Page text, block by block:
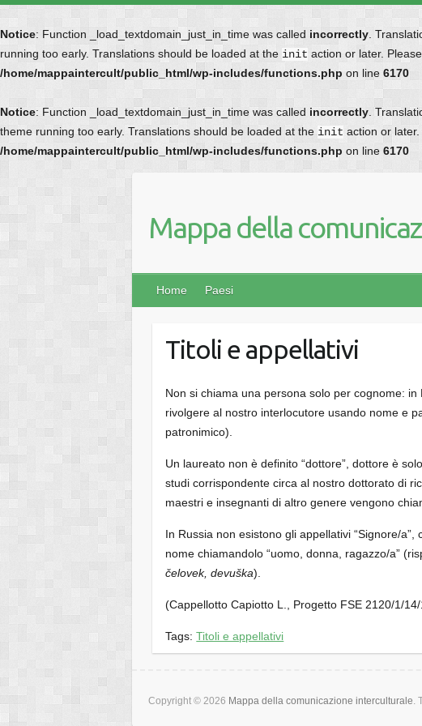
Notice: Function _load_textdomain_just_in_time was called incorrectly .
running too early. Translations should be loaded at the init action or later.
/home/mappaintercult/public_html/wp-includes/functions.php on line 6170
Notice: Function _load_textdomain_just_in_time was called incorrectly .
theme running too early. Translations should be loaded at the init action or
/home/mappaintercult/public_html/wp-includes/functions.php on line 6170
Mappa della
Home Paesi
Titoli e appellativi
Non si chiama una persona solo per cognome:
rivolgere al nostro interlocutore usando nome e
patronimico).
Un laureato non è definito “dottore”, dottore è
studi corrispondente circa al nostro dottorato di
maestri e insegnanti di altro genere vengono
In Russia non esistono gli appellativi “Signore/
nome chiamandolo “uomo, donna, ragazzo/a”
čelovek, devuška).
(Cappellotto Capiotto L., Progetto FSE 2120/1/
Tags:Titoli e appellativi
Copyright © 2026 Mappa della comunicazione interculturale.